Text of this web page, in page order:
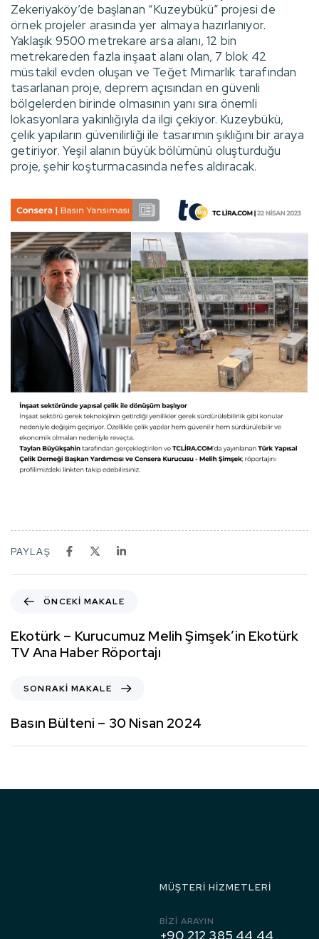
Zekeriyaköy’de başlanan “Kuzeybükü” projesi de
örnek projeler arasında yer almaya hazırlanıyor.
Yaklaşık 9500 metrekare arsa alanı, 12 bin
metrekareden fazla inşaat alanı olan, 7 blok 42
müstakil evden oluşan ve Teğet Mimarlık tarafından
tasarlanan proje, deprem açısından en güvenli
bölgelerden birinde olmasının yanı sıra önemli
lokasyonlara yakınlığıyla da ilgi çekiyor. Kuzeybükü,
çelik yapıların güvenilirliği ile tasarımın şıklığını bir araya
getiriyor. Yeşil alanın büyük bölümünü oluşturduğu
proje, şehir koşturmacasında nefes aldıracak.
PAYLAŞ
ÖNCEKI MAKALE
Ekotürk – Kurucumuz Melih Şimşek’in Ekotürk
TV Ana Haber Röportajı
SONRAKI MAKALE
Basın Bülteni – 30 Nisan 2024
MÜŞTERI HIZMETLERI
BIZI ARAYIN
+90 212 385 44 44